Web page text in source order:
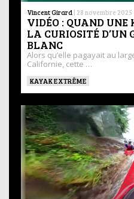
Vincent Girard | 28 novembre 2025
VIDÉO : QUAND
LA CURIOSITÉ D’UN
BLANC
Alors qu’elle pagayait au
Californie, cette …
KAYAK EXTRÊME